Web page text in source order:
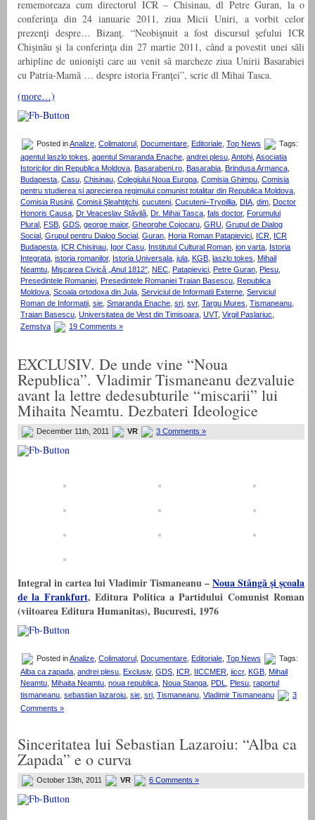
rememoreaza cum directorul ICR – Chisinau, dl Petre Guran, la o
conferinţa din 24 ianuarie 2011, ziua Micii Uniri, a vorbit celor
prezenţi despre… Bizanţ. “Neobişnuit a fost discursul şefului ICR
Chişinău şi la conferinţa din 27 martie 2011, când a povestit unei săli
arhipline de unionişti care au venit să marcheze ziua Unirii Basarabiei
cu Patria-Mamă … despre istoria Franţei”, scrie dl Mihai Tasca.
(more…)
Posted inAnalize Colimatorul Documentare Editoriale Top News
Tags:
agentul laszlo tokes, agentul Smaranda Enache, andrei plesu, Antohi, Asociatia
Istoricilor din Republica Moldova, Basarabeni.ro, Basarabia, Brindusa Armanca,
Budapesta, Casu, Chisinau, Colegiului Noua Europa, Comisia Ghimpu, Comisia
pentru studierea și aprecierea regimului comunist totalitar din Republica Moldova,
Comisia Rusinii, Comisii Şleahtiţchi, cucuteni, Cucuteni–Trypillia, DIA, dim, Doctor
Honoris Causa, Dr Veaceslav Stăvilă, Dr. Mihai Tasca, fals doctor, Forumului
Plural , FSB, GDS, george maior, Gheorghe Cojocaru, GRU, Grupul de Dialog
Social , Grupul pentru Dialog Social , Guran, Horia Roman Patapievici, ICR, ICR
Budapesta, ICR Chisinau, Igor Casu, Institutul Cultural Roman, ion varta, Istoria
Integrata, istoria romanilor, Istoria Universala, jula, KGB, laszlo tokes, Mihail
Neamtu, Mişcarea Civică „Anul 1812”, NEC, Patapievici, Petre Guran, Plesu,
Presedintele Romaniei, Presedintele Romaniei Traian Basescu, Republica
Moldova, Scoala ortodoxa din Jula, Serviciul de Informatii Externe, Serviciul
Roman de Informatii, sie, Smaranda Enache, sri, svr, Targu Mures, Tismaneanu,
Traian Basescu, Universitatea de Vest din Timisoara, UVT, Virgil Paslariuc,
Zemstva
19 Comments »
EXCLUSIV. De unde vine “Noua
Republica”. Vladimir Tismaneanu dezvaluie
avant la lettre dedesubturile “miscarii” lui
Mihaita Neamtu. Dezbateri Ideologice
December 11th, 2011 VR 3 Comments »
Integralin cartea lui Vladimir Tismaneanu –Noua Stângă şi şcoala
de la Frankfurt, Editura Politica a Partidului Comunist Roman
(viitoarea Editura Humanitas), Bucuresti, 1976
Posted inAnalize Colimatorul Documentare Editoriale Top News
Tags:
Alba ca zapada, andrei plesu, Exclusiv, GDS, ICR, IICCMER, iiccr, KGB, Mihail
Neamtu, Mihaita Neamtu, noua republica, Noua Stanga, PDL, Plesu, raportul
tismaneanu sebastian lazaroiu sie sri Tismaneanu Vladimir Tismaneanu
3
Comments »
Sinceritatea lui Sebastian Lazaroiu: “Alba ca
Zapada” e o curva
October 13th, 2011 VR 6 Comments »